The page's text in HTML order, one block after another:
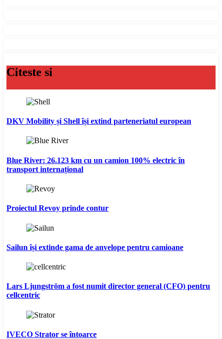
Citeste si
DKV Mobility și Shell își extind parteneriatul european
Blue River: 26.123 km cu un camion 100% electric în
transport internațional
Proiectul Revoy prinde contur
Sailun își extinde gama de anvelope pentru camioane
Lars Ljungström a fost numit director general (CFO) pentru
cellcentric
IVECO Strator se întoarce